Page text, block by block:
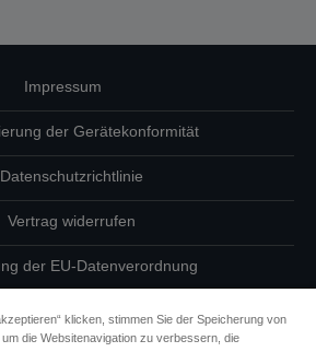
Impressum
der Gerätekonformität
Datenschutzrichtlinie
Vertrag widerrufen
der EU-Datenverordnung
klicken, stimmen Sie der Speicherung von
die Websitenavigation zu verbessern, die